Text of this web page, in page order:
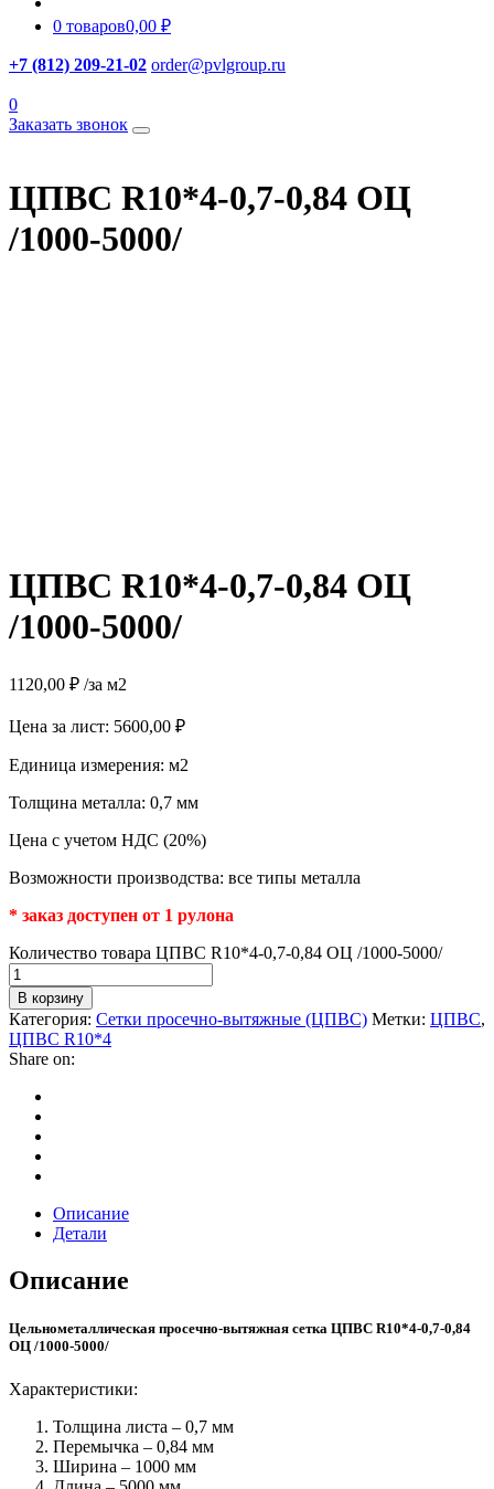
0 товаров0,00 ₽
+7 (812) 209-21-02 order@pvlgroup.ru
0
Заказать звонок
ЦПВС R10*4-0,7-0,84 ОЦ
/1000-5000/
ЦПВС R10*4-0,7-0,84 ОЦ
/1000-5000/
1120,00 ₽ /за м2
Цена за лист: 5600,00 ₽
Единица измерения: м2
Толщина металла: 0,7 мм
Цена с учетом НДС (20%)
Возможности производства: все типы металла
* заказ доступен от 1 рулона
Количество товара ЦПВС R10*4-0,7-0,84 ОЦ /1000-5000/
В корзину
Категория: Сетки просечно-вытяжные (ЦПВС) Метки: ЦПВС,
ЦПВС R10*4
Share on:
Описание
Детали
Описание
Цельнометаллическая просечно-вытяжная сетка ЦПВС R10*4-0,7-0,84
ОЦ /1000-5000/
Характеристики:
Толщина листа – 0,7 мм
Перемычка – 0,84 мм
Ширина – 1000 мм